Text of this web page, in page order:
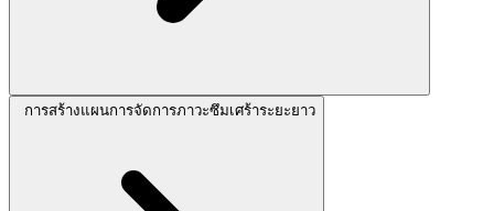
การสร้างแผนการจัดการภาวะซึมเศร้าระยะยาว